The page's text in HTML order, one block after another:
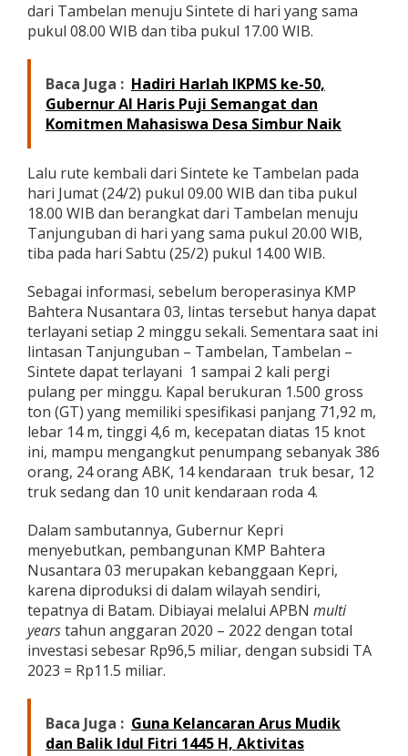
s
m
r
l
a
y
r
dari Tambelan menuju Sintete di hari yang sama
pukul 08.00 WIB dan tiba pukul 17.00 WIB.
Baca Juga : Hadiri Harlah IKPMS ke-50,
Gubernur Al Haris Puji Semangat dan
Komitmen Mahasiswa Desa Simbur Naik
Lalu rute kembali dari Sintete ke Tambelan pada
hari Jumat (24/2) pukul 09.00 WIB dan tiba pukul
18.00 WIB dan berangkat dari Tambelan menuju
Tanjunguban di hari yang sama pukul 20.00 WIB,
tiba pada hari Sabtu (25/2) pukul 14.00 WIB.
Sebagai informasi, sebelum beroperasinya KMP
Bahtera Nusantara 03, lintas tersebut hanya dapat
terlayani setiap 2 minggu sekali. Sementara saat ini
lintasan Tanjunguban – Tambelan, Tambelan –
Sintete dapat terlayani 1 sampai 2 kali pergi
pulang per minggu. Kapal berukuran 1.500 gross
ton (GT) yang memiliki spesifikasi panjang 71,92 m,
lebar 14 m, tinggi 4,6 m, kecepatan diatas 15 knot
ini, mampu mengangkut penumpang sebanyak 386
orang, 24 orang ABK, 14 kendaraan truk besar, 12
truk sedang dan 10 unit kendaraan roda 4.
Dalam sambutannya, Gubernur Kepri
menyebutkan, pembangunan KMP Bahtera
Nusantara 03 merupakan kebanggaan Kepri,
karena diproduksi di dalam wilayah sendiri,
tepatnya di Batam. Dibiayai melalui APBN multi
yearstahun anggaran 2020 – 2022 dengan total
investasi sebesar Rp96,5 miliar, dengan subsidi TA
2023 = Rp11.5 miliar.
Baca Juga : Guna Kelancaran Arus Mudik
dan Balik Idul Fitri 1445 H, Aktivitas